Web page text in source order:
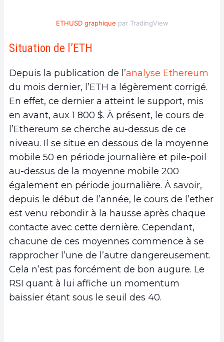
ETHUSD graphique par TradingView
Situation de l’ETH
Depuis la publication de l’analyse Ethereum
du mois dernier, l’ETH a légèrement corrigé.
En effet, ce dernier a atteint le support, mis
en avant, aux 1 800 $. À présent, le cours de
l’Ethereum se cherche au-dessus de ce
niveau. Il se situe en dessous de la moyenne
mobile 50 en période journalière et pile-poil
au-dessus de la moyenne mobile 200
également en période journalière. À savoir,
depuis le début de l’année, le cours de l’ether
est venu rebondir à la hausse après chaque
contacte avec cette dernière. Cependant,
chacune de ces moyennes commence à se
rapprocher l’une de l’autre dangereusement.
Cela n’est pas forcément de bon augure. Le
RSI quant à lui affiche un momentum
baissier étant sous le seuil des 40.